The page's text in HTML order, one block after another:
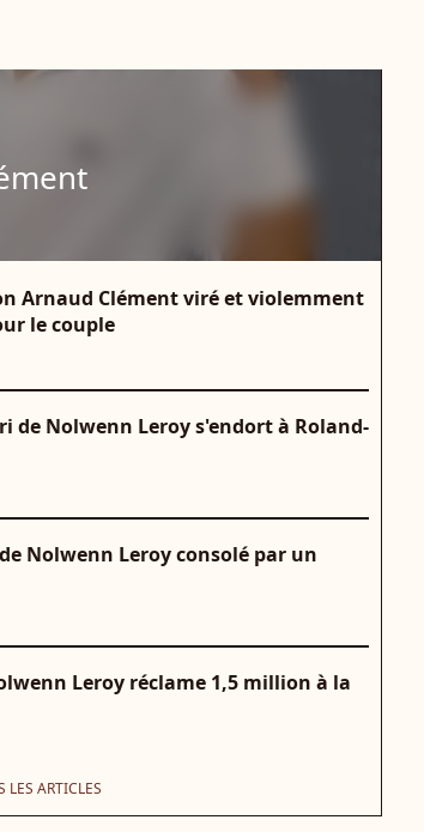
Arnaud Clément viré et violemment
le couple
de Nolwenn Leroy s'endort à Roland-
Nolwenn Leroy consolé par un
Leroy réclame 1,5 million à la
LES ARTICLES